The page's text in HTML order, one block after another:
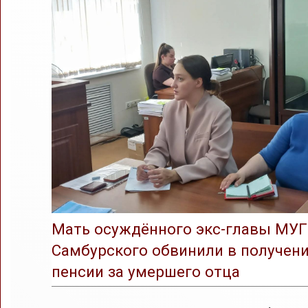
Мать осуждённого экс-главы
Самбурского обвинили в
пенсии за умершего отца